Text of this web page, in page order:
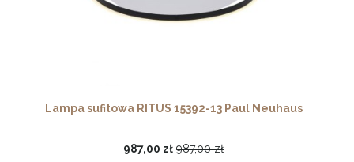
Lampa sufitowa RITUS 15392-13 Paul Neuhaus
987,00 zł 987,00 zł